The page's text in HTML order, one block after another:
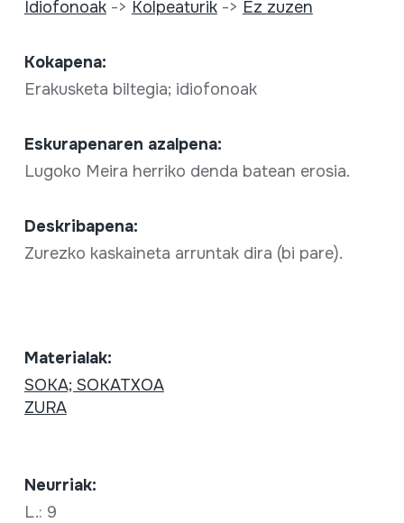
Idiofonoak-> Kolpeaturik-> Ez zuzen
Kokapena:
Erakusketa biltegia; idiofonoak
Eskurapenaren azalpena:
Lugoko Meira herriko denda batean erosia.
Deskribapena:
Zurezko kaskaineta arruntak dira (bi pare).
Materialak:
SOKA; SOKATXOA
ZURA
Neurriak:
L.: 9